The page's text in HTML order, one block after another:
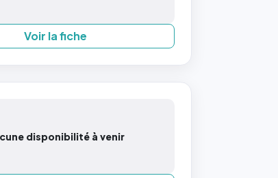
Voir la fiche
disponibilité à venir